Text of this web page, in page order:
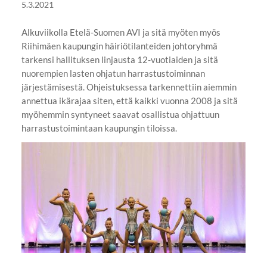
5.3.2021
Alkuviikolla Etelä-Suomen AVI ja sitä myöten myös
Riihimäen kaupungin häiriötilanteiden johtoryhmä
tarkensi hallituksen linjausta 12-vuotiaiden ja sitä
nuorempien lasten ohjatun harrastustoiminnan
järjestämisestä. Ohjeistuksessa tarkennettiin aiemmin
annettua ikärajaa siten, että kaikki vuonna 2008 ja sitä
myöhemmin syntyneet saavat osallistua ohjattuun
harrastustoimintaan kaupungin tiloissa.